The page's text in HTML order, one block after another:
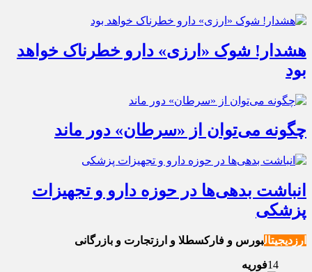
هشدار! شوک «ارزی» دارو خطرناک خواهد
بود
چگونه می‌توان از «سرطان» دور ماند
انباشت بدهی‌ها در حوزه دارو و تجهیزات
پزشکی
ارزدیجیتالبورس و فارکسطلا و ارزتجارت و بازرگانی
14فوریه